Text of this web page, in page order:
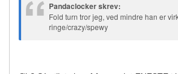
Pandaclocker skrev:
Fold turn tror jeg, ved mindre han er
ringe/crazy/spewy